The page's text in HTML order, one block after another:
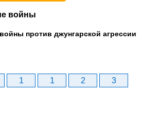
войны
против джунгарской агрессии
1 1 2
3